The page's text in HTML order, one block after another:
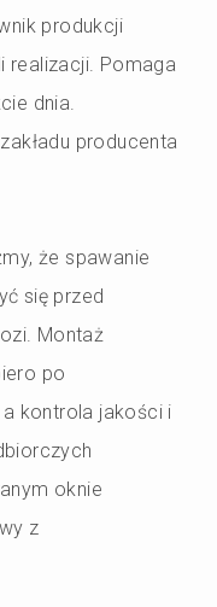
produkcji
realizacji. Pomaga
dnia.
producenta
że spawanie
się przed
Montaż
po
kontrola jakości i
oknie
z